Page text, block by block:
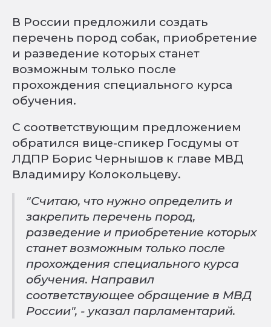
В России предложили создать
перечень пород собак, приобретение
и разведение которых станет
возможным только после
прохождения специального курса
обучения.
С соответствующим предложением
обратился вице-спикер Госдумы от
ЛДПР Борис Чернышов к главе МВД
Владимиру Колокольцеву.
"Считаю, что нужно определить и
закрепить перечень пород,
разведение и приобретение которых
станет возможным только после
прохождения специального курса
обучения. Направил
соответствующее обращение в МВД
России", - указал парламентарий.